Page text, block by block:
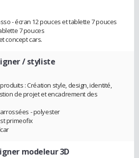
- écran 12 pouces et tablette 7 pouces
7 pouces
concept cars.
/ styliste
: Création style, design, identité,
de projet et encadrement des
- polyester
primeofix
modeleur 3D